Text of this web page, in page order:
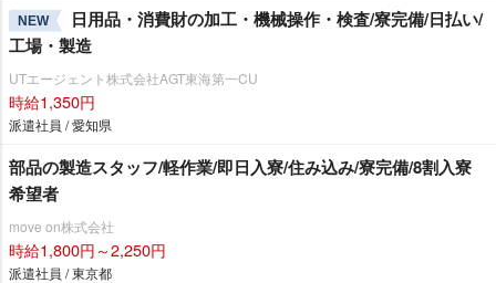
NEW
日用品・消費財の加工・機械操作・検査/寮完備/日払い/
工場・製造
UTエージェント株式会社AGT東海第一CU
時給1,350円
派遣社員 / 愛知県
部品の製造スタッフ/軽作業/即日入寮/住み込み/寮完備/8割入寮
希望者
move on株式会社
時給1,800円～2,250円
派遣社員 / 東京都